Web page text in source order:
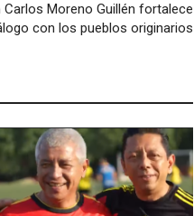
Carlos Moreno Guillén fortalece
con los pueblos originarios